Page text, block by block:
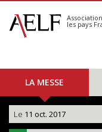
S'abonner
Calendrier
les pays
LA MESSE
Le 11 oct. 2017